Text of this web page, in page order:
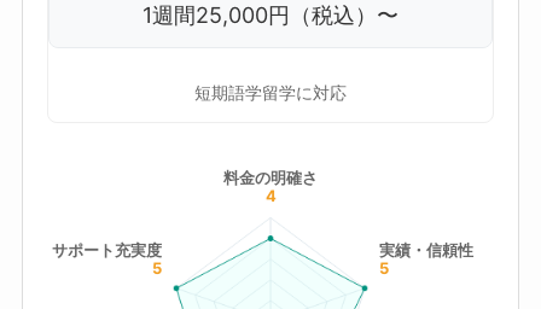
1週間25,000円（税込）〜
短期語学留学に対応
料金の明確さ
4
サポート充実度
5
実績・信頼性
5